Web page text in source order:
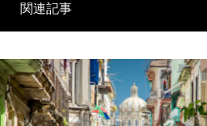
関連記事